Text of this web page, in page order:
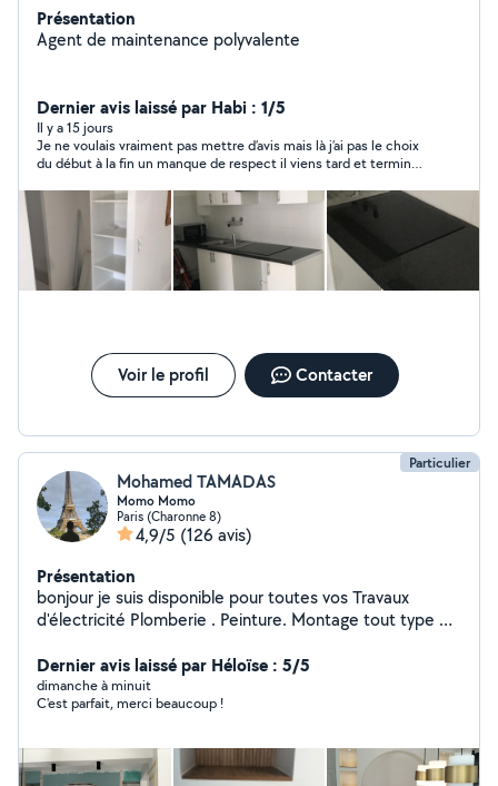
Présentation
Agent de maintenance polyvalente
Dernier avis laissé par Habi : 1/5
Il y a 15 jours
Je ne voulais vraiment pas mettre d’avis mais là j’ai pas le choix
du début à la fin un manque de respect il viens tard et termine
c’était moi je demander des modifications il ne gère pas du
tout les cuisines travail grossiers 4 meubles haut 4 meubles
bas qui ont durée 8JOURS tout les jours demain au final viens
vers les 18h il peut plus percer en sachant que je suis avec un
enfant de 4 ans sans cuisine a manger dehors pendant 8JOURS
pck rempli de poussière cuisine non achever et enceinte de
commentaire passez votre chemin si vs souhaitez faire une
Voir le profil Contacter
Particulier
Mohamed TAMADAS
Momo Momo
Paris (Charonne 8)
4,9/5 (126 avis)
Présentation
bonjour je suis disponible pour toutes vos Travaux
d'électricité Plomberie . Peinture. Montage tout type de
dynamique
Dernier avis laissé par Héloïse : 5/5
dimanche à minuit
C'est parfait, merci beaucoup !